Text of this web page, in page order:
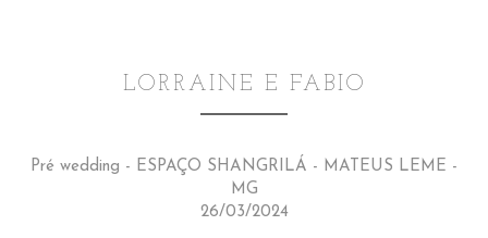
LORRAINE E FABIO
Pré wedding - ESPAÇO SHANGRILÁ - MATEUS LEME -
MG
26/03/2024